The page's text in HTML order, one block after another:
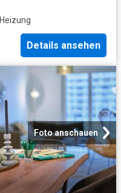
Heizung
Details ansehen
Foto anschauen